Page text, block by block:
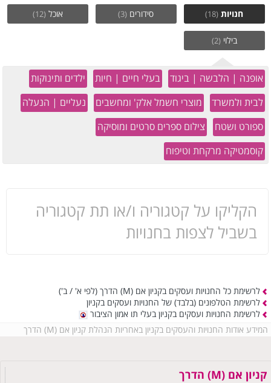
חנויות (18) סידורים (3) אוכל(12)
בילוי(2)
אופנה | הלבשה | ביגוד בעלי חיים | חיות
ילדים ותינוקות
לבית ולמשרד
מוצרי חשמל אלק' ומחשבים
נעליים | הנעלה
ספורט ושטח
צילום ספרים סרטים ומוסיקה
קוסמטיקה מרקחת וטיפוח
הקליקו על קטגוריה ו/או תת קטגוריה
בשביל לצפות בחנויות
לרשימת כל החנויות ועסקים בקניון אם (M) הדרך
(לפי א' / ב')
לרשימת הטלפונים (בלבד) של החנויות ועסקים בקניון
לרשימת החנויות ועסקים בקניון בעלי תו אמון הציבור
המידע אודות החנויות והעסקים בקניון באחריות הנהלת קניון אם (M) הדרך
קניון אם (M) הדרך